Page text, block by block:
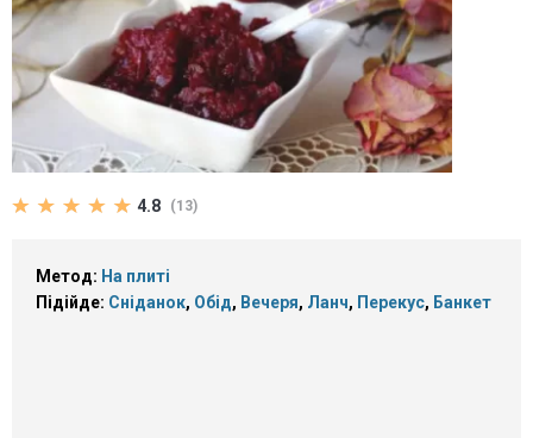
4.8 (13)
Метод: На плиті
Підійде: Сніданок, Обід, Вечеря, Ланч, Перекус, Банкет